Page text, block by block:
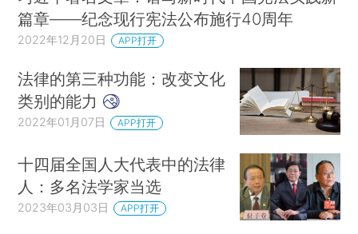
篇章——纪念现行宪法公布施行40周年
2022年12月20日 APP打开
法律的第三种功能：改变文化
类别的能力
2022年01月07日 APP打开
十四届全国人大代表中的法律
人：多名法学家当选
2023年03月03日 APP打开